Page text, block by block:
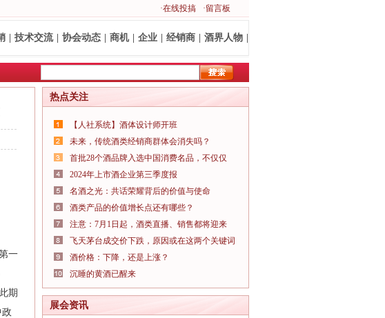
·在线投搞 ·留言板
技术交流 协会动态 商机 企业 经销商 酒界人物
一
期
热点关注
【人社系统】酒体设计师开班
未来，传统酒类经销商群体会消失吗？
首批28个酒品牌入选中国消费名品，不仅仅
2024年上市酒企业第三季度报
名酒之光：共话荣耀背后的价值与使命
酒类产品的价值增长点还有哪些？
注意：7月1日起，酒类直播、销售都将迎来
飞天茅台成交价下跌，原因或在这两个关键词
酒价格：下降，还是上涨？
沉睡的黄酒已醒来
展会资讯